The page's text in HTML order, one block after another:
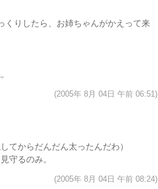
くりしたら、お姉ちゃんがかえって来
(2005年 8月 04日 午前 06:51)
てからだんだん太ったんだわ）
守るのみ。
(2005年 8月 04日 午前 08:24)